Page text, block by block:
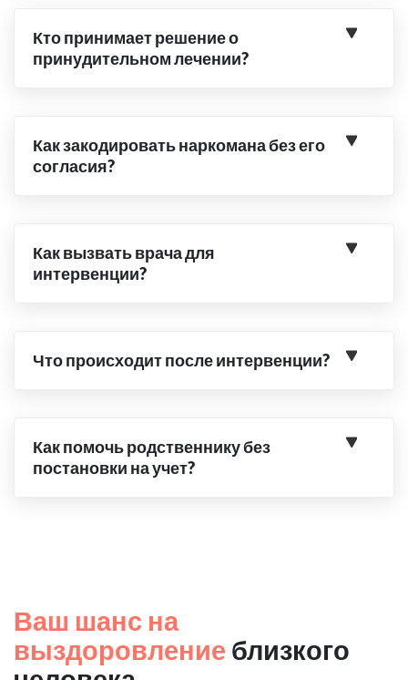
Кто принимает решение о
принудительном лечении?
Как закодировать наркомана без его
согласия?
Как вызвать врача для
интервенции?
Что происходит после интервенции?
Как помочь родственнику без
постановки на учет?
Ваш шанс на
выздоровление близкого